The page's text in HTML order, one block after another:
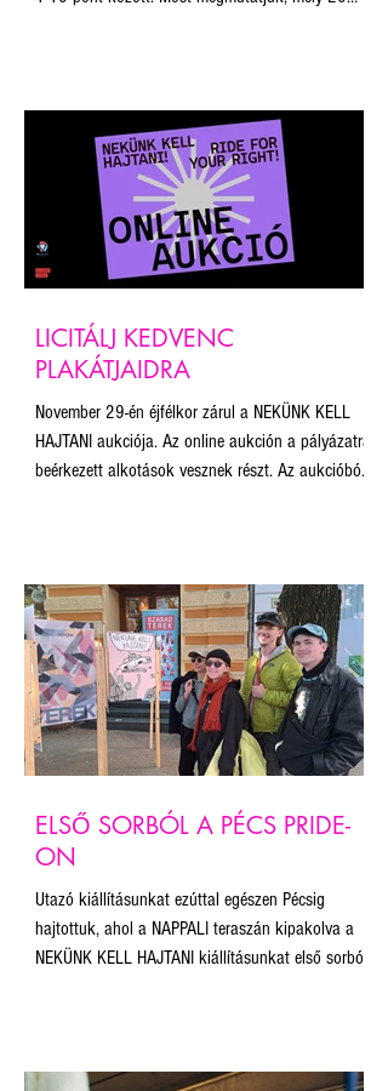
Budapest Pride munkáját és a plakát projekt
fenntartását támogatjuk. A licit 10.000 Ft-ról
indul minden plakát esetében, a licitálás során
kiválasztható, mekkora méretben szeretné
megkapni a nyert
LICITÁLJ KEDVENC
PLAKÁTJAIDRA
November 29-én éjfélkor zárul a NEKÜNK KELL
HAJTANI aukciója. Az online aukción a pályázatra
beérkezett alkotások vesznek részt. Az aukcióból
ELSŐ SORBÓL A PÉCS PRIDE-
ON
Utazó kiállításunkat ezúttal egészen Pécsig
hajtottuk, ahol a NAPPALI teraszán kipakolva a
NEKÜNK KELL HAJTANI kiállításunkat első sorból
szerencsében részesültünk, hogy az útvonal egy